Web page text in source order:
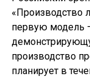
«Производство
первую модель
производство
планирует в